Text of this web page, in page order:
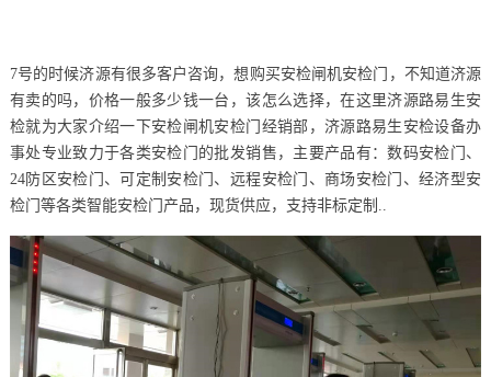
7号的时候济源有很多客户咨询，想购买安检闸机安检门，不知道济源
有卖的吗，价格一般多少钱一台，该怎么选择，在这里济源路易生安
检就为大家介绍一下安检闸机安检门经销部，济源路易生安检设备办
事处专业致力于各类安检门的批发销售，主要产品有：数码安检门、
24防区安检门、可定制安检门、远程安检门、商场安检门、经济型安
检门等各类智能安检门产品，现货供应，支持非标定制..